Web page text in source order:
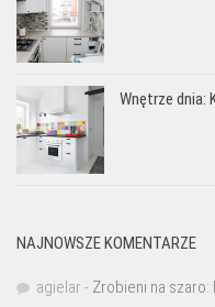
Wnętrze dnia:
NAJNOWSZE KOMENTARZE
agielar - Zrobieni na szaro: